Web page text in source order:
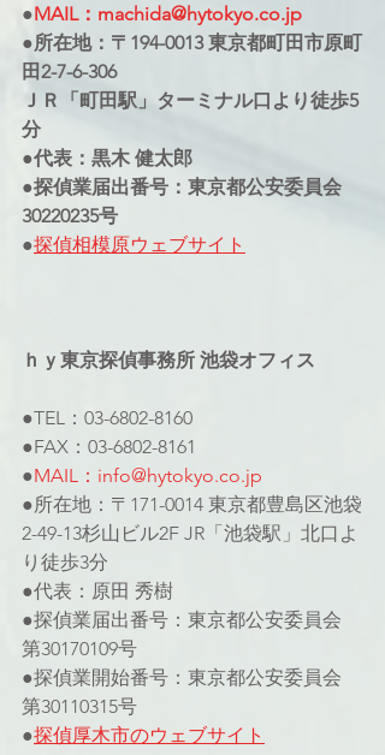
●MAIL：machida@hytokyo.co.jp
●所在地：〒194-0013 東京都町田市原町
田2-7-6-306
ＪＲ「町田駅」ターミナル口より徒歩5
分
●代表：黒木 健太郎
●探偵業届出番号：東京都公安委員会
30220235号
●探偵相模原ウェブサイト
ｈｙ東京探偵事務所 池袋オフィス
●TEL：03-6802-8160
●FAX：03-6802-8161
●MAIL：info@hytokyo.co.jp
●所在地：〒171-0014 東京都豊島区池袋
2-49-13杉山ビル2F JR「池袋駅」北口よ
り徒歩3分
●代表：原田 秀樹
●探偵業届出番号：東京都公安委員会
第30170109号
●探偵業開始番号：東京都公安委員会
第30110315号
●探偵厚木市のウェブサイト